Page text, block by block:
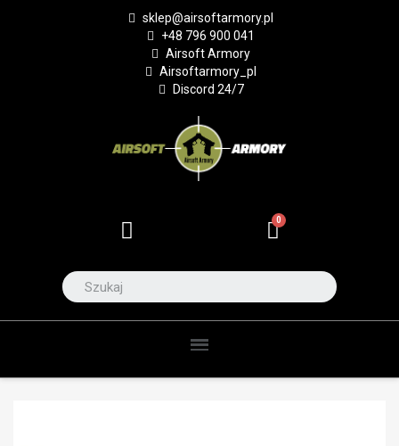
sklep@airsoftarmory.pl
+48 796 900 041
Airsoft Armory
Airsoftarmory_pl
Discord 24/7